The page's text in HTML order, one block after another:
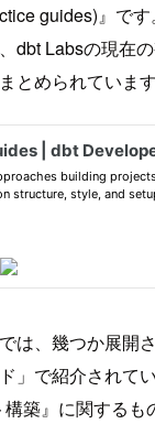
guides)』です
dbt Labsの現在
とめられています
は、幾つか展開
」で紹介されて
構築』に関する